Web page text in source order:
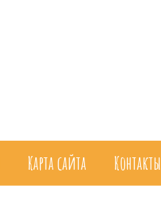
Карта сайта Контакты